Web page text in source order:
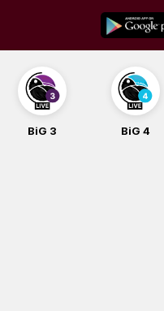
content
BiG 3 BiG 4